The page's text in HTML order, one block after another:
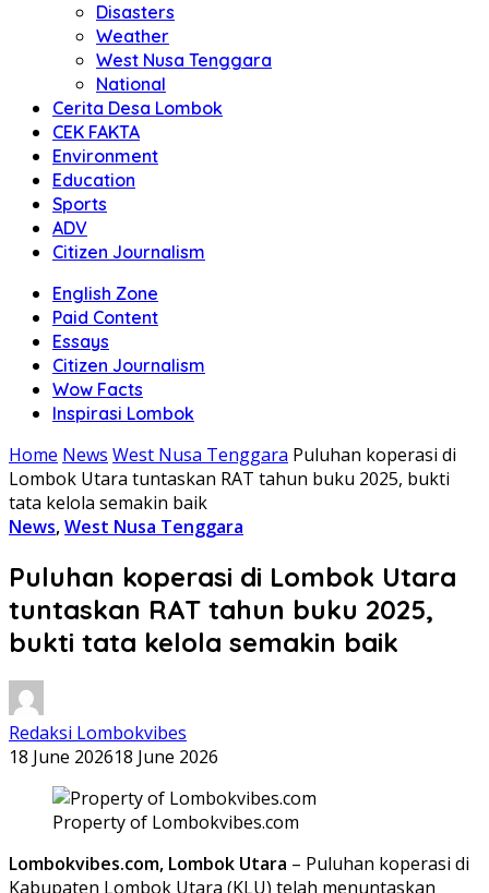
Disasters
Weather
West Nusa Tenggara
National
Cerita Desa Lombok
CEK FAKTA
Environment
Education
Sports
ADV
Citizen Journalism
English Zone
Paid Content
Essays
Citizen Journalism
Wow Facts
Inspirasi Lombok
Home News West Nusa Tenggara Puluhan koperasi di
Lombok Utara tuntaskan RAT tahun buku 2025, bukti
tata kelola semakin baik
News,West Nusa Tenggara
Puluhan koperasi di Lombok Utara
tuntaskan RAT tahun buku 2025,
bukti tata kelola semakin baik
Redaksi Lombokvibes
18 June 202618 June 2026
Property of Lombokvibes.com
Lombokvibes.com, Lombok Utara – Puluhan koperasi di
Kabupaten Lombok Utara (KLU) telah menuntaskan